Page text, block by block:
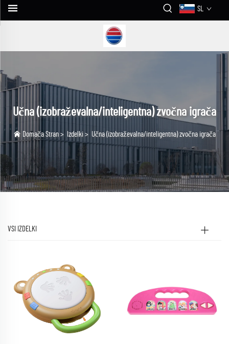
SL
Učna (izobraževalna/inteligentna) zvočna igrača
Domača Stran > Izdelki > Učna (izobraževalna/inteligentna) zvočna igrača
VSI IZDELKI